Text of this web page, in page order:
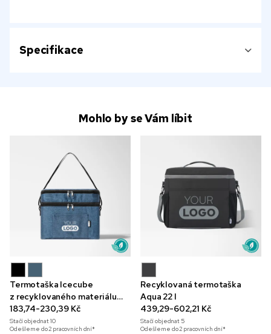
Specifikace
Mohlo by se Vám líbit
Termotaška Icecube
z recyklovaného materiálu
600D
183,74-230,39 Kč
Stačí objednat10
Odešleme do 2 pracovních dní*
Recyklovaná termotaška
Aqua 22 l
439,29-602,21 Kč
Stačí objednat 5
Odešleme do 2 pracovních dní*